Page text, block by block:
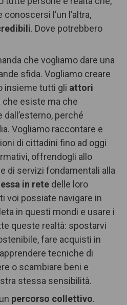
l’un l’altra,
. Dove potrebbero
che vogliamo dare una
sfida. Vogliamo creare
insieme tutti gli attori
che esiste ma che
perché
Vogliamo raccontare e
di cittadini fino ad oggi
offrendogli allo
di servizi fondamentali alla
in rete delle loro
voi possiate navigare in
in questi mondi e usare i
queste realtà: spostarvi
fare acquisti in
tecniche di
o scambiare beni e
stessa sensibilità.
percorso collettivo.